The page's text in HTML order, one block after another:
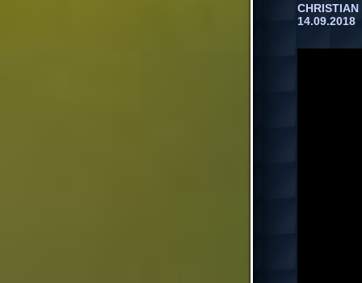
14.09.2018